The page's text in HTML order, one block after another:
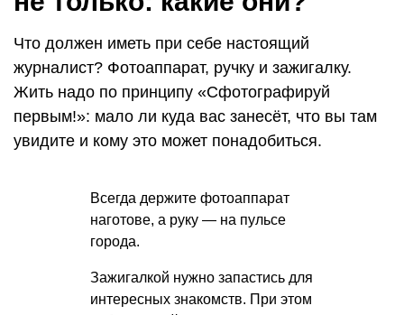
Что должен иметь при себе настоящий
журналист? Фотоаппарат, ручку и зажигалку.
Жить надо по принципу «Сфотографируй
первым!»: мало ли куда вас занесёт, что вы там
увидите и кому это может понадобиться.
Всегда держите фотоаппарат
наготове, а руку — на пульсе
горoдa.
Зажигалкой нужно запастись для
интересных знакомств. При этом